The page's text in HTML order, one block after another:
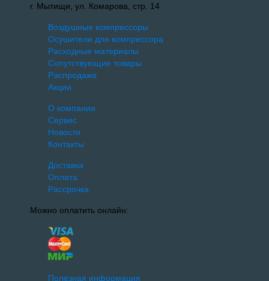
г. Мытищи, ул. Комарова, стр. 14
Воздушные компрессоры
Осушители для компрессора
Расходные материалы
Сопутствующие товары
Распродажа
Акции
О компании
Сервис
Новости
Контакты
Доставка
Оплата
Рассрочка
Можно оплатить онлайн:
Полезная информация